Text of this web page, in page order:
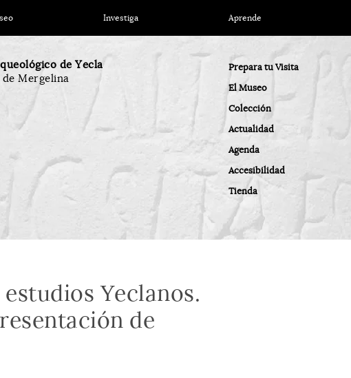
Investiga Aprende
de Yecla
Mergelina
Prepara tu Visita
El Museo
Colección
Actualidad
Agenda
Accesibilidad
Tienda
Yeclanos.
de